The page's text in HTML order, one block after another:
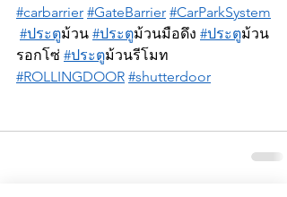
#carbarrier #GateBarrier #CarParkSystem
#ประตูม้วน #ประตูม้วนมือดึง #ประตูม้วน
รอกโซ่ #ประตูม้วนรีโมท
#ROLLINGDOOR #shutterdoor